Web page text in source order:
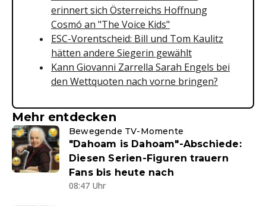
erinnert sich Österreichs Hoffnung
Cosmó an "The Voice Kids"
ESC-Vorentscheid: Bill und Tom Kaulitz
hätten andere Siegerin gewählt
Kann Giovanni Zarrella Sarah Engels bei
den Wettquoten nach vorne bringen?
Mehr entdecken
Bewegende TV-Momente
"Dahoam is Dahoam"-Abschiede:
Diesen Serien-Figuren trauern
Fans bis heute nach
08:47 Uhr